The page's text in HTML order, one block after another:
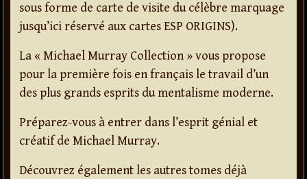
sous forme de carte de visite du célèbre marquage
jusqu’ici réservé aux cartes ESP ORIGINS).
La « Michael Murray Collection » vous propose
pour la première fois en français le travail d’un
des plus grands esprits du mentalisme moderne.
Préparez-vous à entrer dans l’esprit génial et
créatif de Michael Murray.
Découvrez également les autres tomes déjà